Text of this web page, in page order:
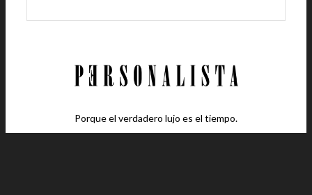
Porque el verdadero lujo es el tiempo.